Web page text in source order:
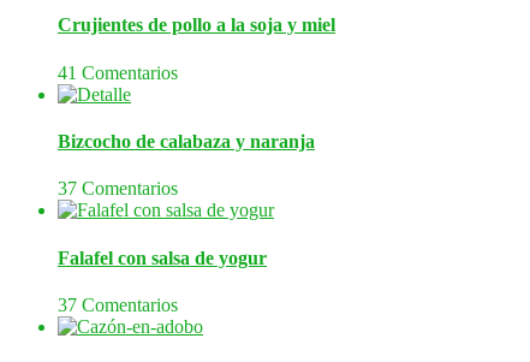
Crujientes de pollo a la soja y miel
41 Comentarios
Bizcocho de calabaza y naranja
37 Comentarios
Falafel con salsa de yogur
37 Comentarios